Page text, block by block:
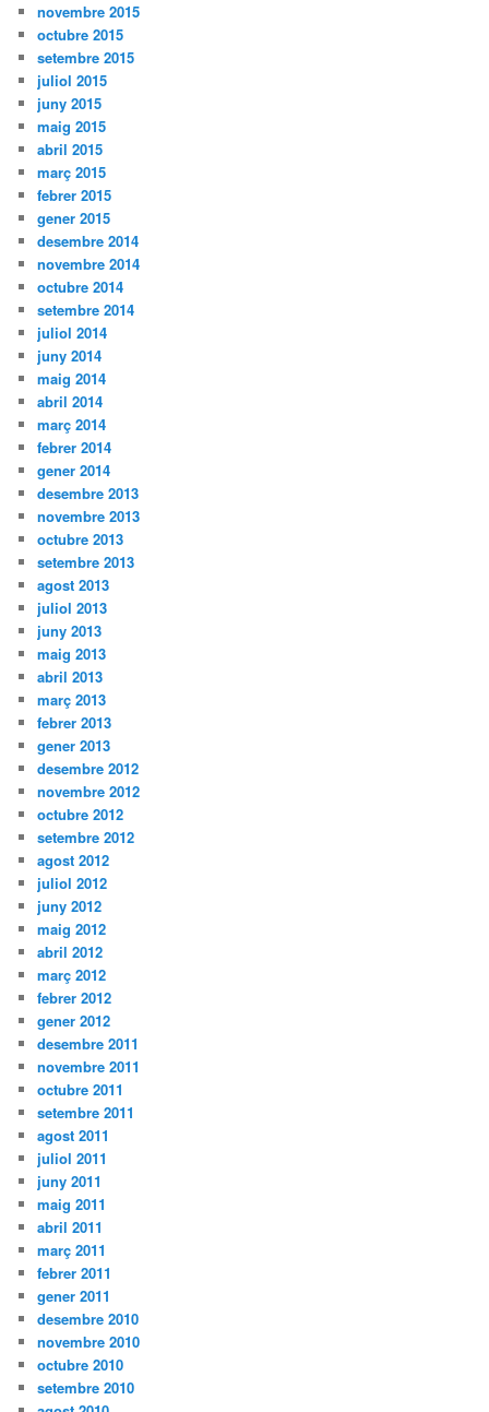
novembre 2015
octubre 2015
setembre 2015
juliol 2015
juny 2015
maig 2015
abril 2015
març 2015
febrer 2015
gener 2015
desembre 2014
novembre 2014
octubre 2014
setembre 2014
juliol 2014
juny 2014
maig 2014
abril 2014
març 2014
febrer 2014
gener 2014
desembre 2013
novembre 2013
octubre 2013
setembre 2013
agost 2013
juliol 2013
juny 2013
maig 2013
abril 2013
març 2013
febrer 2013
gener 2013
desembre 2012
novembre 2012
octubre 2012
setembre 2012
agost 2012
juliol 2012
juny 2012
maig 2012
abril 2012
març 2012
febrer 2012
gener 2012
desembre 2011
novembre 2011
octubre 2011
setembre 2011
agost 2011
juliol 2011
juny 2011
maig 2011
abril 2011
març 2011
febrer 2011
gener 2011
desembre 2010
novembre 2010
octubre 2010
setembre 2010